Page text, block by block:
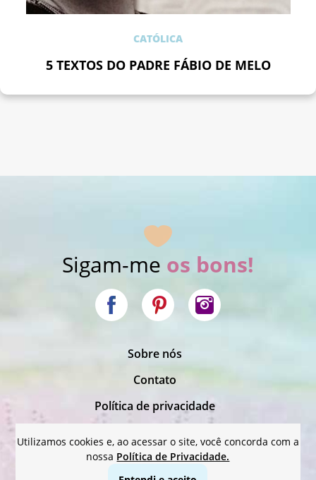
CATÓLICA
5 TEXTOS DO PADRE FÁBIO DE MELO
Sigam-me os bons!
Sobre nós
Contato
Política de privacidade
Utilizamos cookies e, ao acessar o site, você concorda com a
nossa Política de Privacidade.